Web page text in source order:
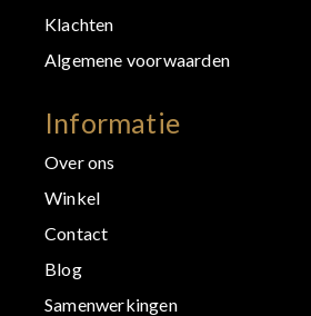
Klachten
Algemene voorwaarden
Informatie
Over ons
Winkel
Contact
Blog
Samenwerkingen